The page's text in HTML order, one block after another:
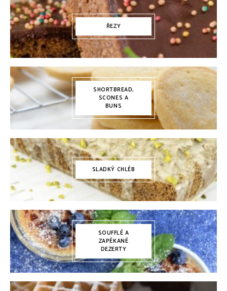
ŘEZY
SHORTBREAD,
SCONES A
BUNS
SLADKÝ CHLÉB
SOUFFLÉ A
ZAPÉKANÉ
DEZERTY